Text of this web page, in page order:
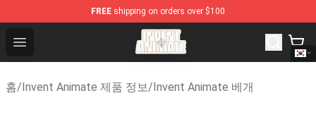
FREE shipping on orders over $100
Open menu
Invent Animate Shop - Official Invent Animate
홈/Invent Animate 제품 정보/Invent Animate 베개